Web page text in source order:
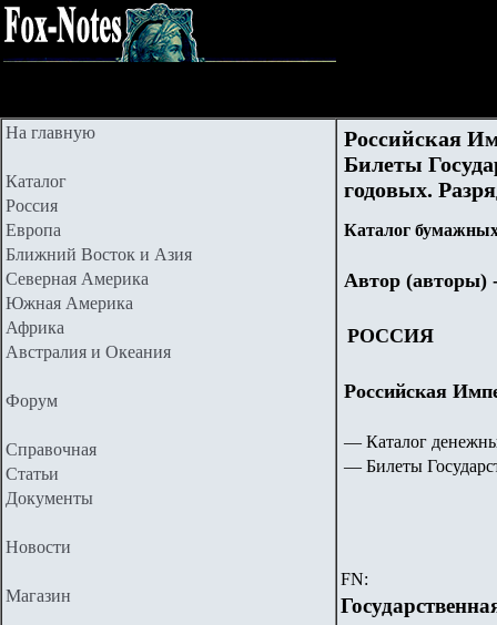
На главную
Каталог
Россия
Европа
Ближний Восток и Азия
Северная Америка
Южная Америка
Африка
Австралия и Океания
Форум
Справочная
Статьи
Документы
Новости
Магазин
Российская
Билеты
годовых.
Каталог
Автор (авторы)
РОССИЯ
Российская
— Каталог
— Билеты
FN: